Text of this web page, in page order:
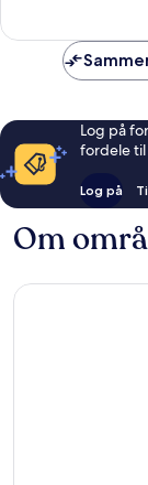
Log på
fordele til
Log på
Om